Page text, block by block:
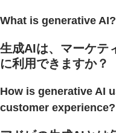
What is generative AI?
生成AIは、マーケテ
に利用できますか？
How is generative AI
customer experience?